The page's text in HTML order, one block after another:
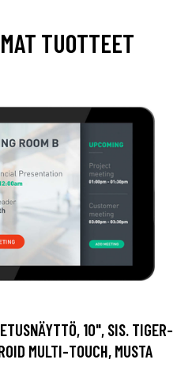
TUOTTEET
10", SIS. TIGER-
MULTI-TOUCH, MUSTA